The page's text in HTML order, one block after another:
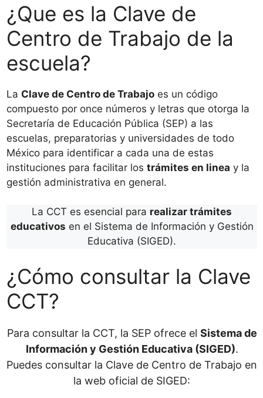
¿Que es la Clave de
Centro de Trabajo de la
escuela?
La Clave de Centro de Trabajo es un código
compuesto por once números y letras que otorga la
Secretaría de Educación Pública (SEP) a las
escuelas, preparatorias y universidades de todo
México para identificar a cada una de estas
instituciones para facilitar los trámites en linea y la
gestión administrativa en general.
La CCT es esencial para realizar trámites
educativos en el Sistema de Información y Gestión
Educativa (SIGED).
¿Cómo consultar la Clave
CCT?
Para consultar la CCT, la SEP ofrece el Sistema de
Información y Gestión Educativa (SIGED).
Puedes consultar la Clave de Centro de Trabajo en
la web oficial de SIGED: